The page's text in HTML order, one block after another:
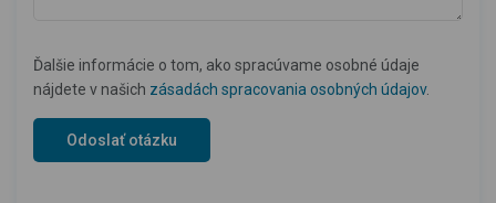
Ďalšie informácie o tom, ako spracúvame osobné údaje
nájdete v našich zásadách spracovania osobných údajov.